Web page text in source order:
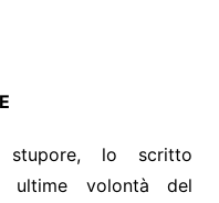
stupore, lo scritto
ultime volontà del